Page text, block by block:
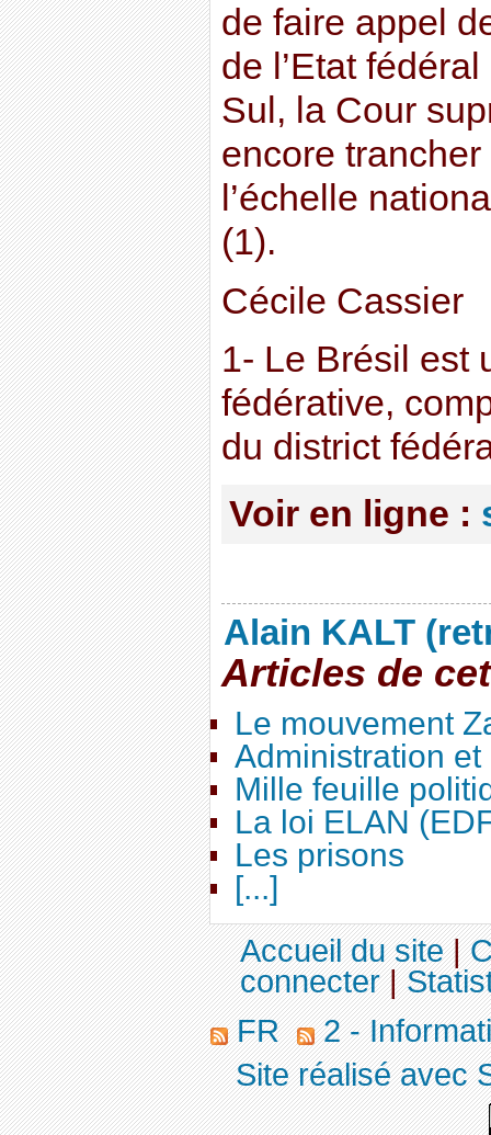
de faire appel
de l’Etat
Sul, la Cour
encore trancher
l’échelle
(1).
Cécile Cassier
1- Le Brésil est
fédérative,
du district
Voir en ligne :
Alain KALT
Articles de
Le mouvement
Administration
Mille feuille
La loi ELAN
Les prisons
[...]
Accueil du site|
connecter|
FR
2 -
Site réalisé avec